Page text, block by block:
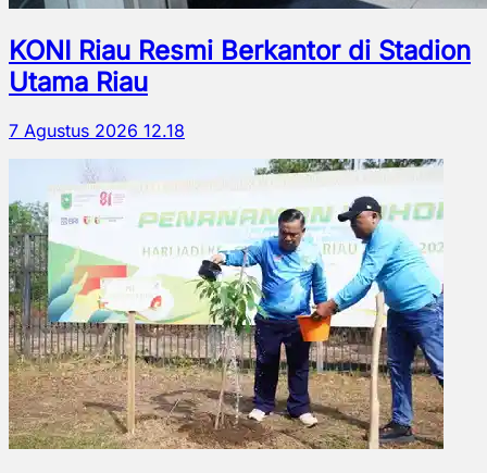
KONI Riau Resmi Berkantor di Stadion
Utama Riau
7 Agustus 2026 12.18